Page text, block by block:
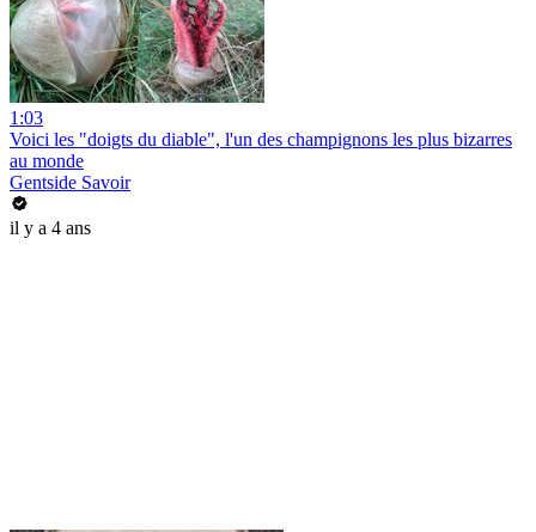
1:03
Voici les "doigts du diable", l'un des champignons les plus bizarres
au monde
Gentside Savoir
il y a 4 ans